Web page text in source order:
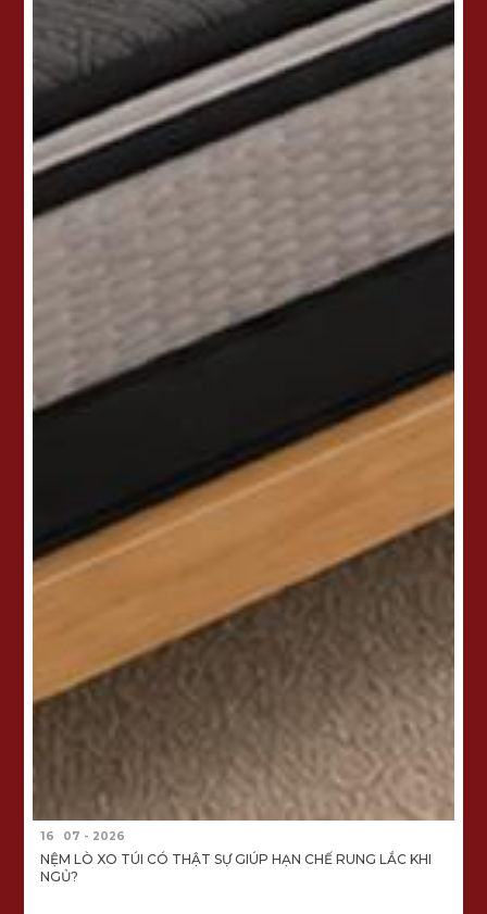
16 07 - 2026
NỆM LÒ XO TÚI CÓ THẬT SỰ GIÚP HẠN CHẾ RUNG LẮC KHI
NGỦ?